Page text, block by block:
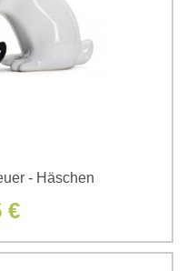
- Häschen
€